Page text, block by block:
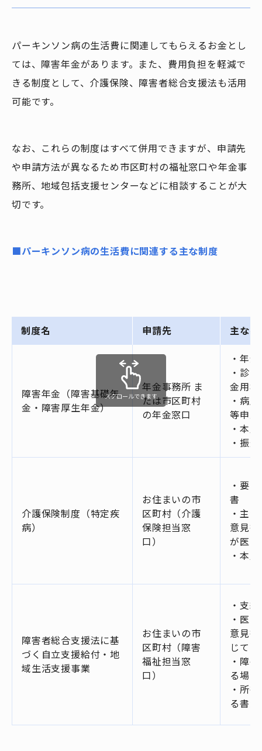
パーキンソン病の生活費に関連してもらえるお金とし
ては、障害年金があります。また、費用負担を軽減で
きる制度として、介護保険、障害者総合支援法も活用
可能です。
なお、これらの制度はすべて併用できますが、申請先
や申請方法が異なるため市区町村の福祉窓口や年金事
務所、地域包括支援センターなどに相談することが大
切です。
■パーキンソン病の生活費に関連する主な制度
制度名 申請先 主な
障害年金（障害基礎年
金・障害厚生年金）
年金事務所 ま
たは市区町村
の年金窓口
・年
・診
金用様
・病
等申立
・本
・振
介護保険制度（特定疾
病）
お住まいの市
区町村（介護
保険担当窓
口）
・要
書
・主
意見
が医
・本
障害者総合支援法に基
づく自立支援給付・地
域生活支援事業
お住まいの市
区町村（障害
福祉担当窓
口）
・支
・医
意見
じて）
・障
る場合
・所
る書類
スクロールできます